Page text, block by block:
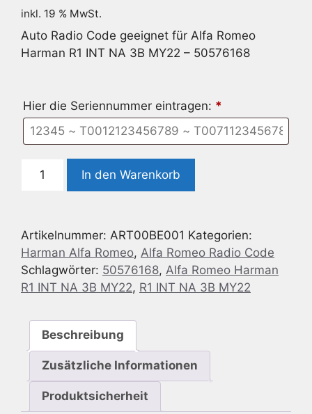
inkl. 19 % MwSt.
Auto Radio Code geeignet für Alfa Romeo
Harman R1 INT NA 3B MY22 – 50576168
Hier die Seriennummer eintragen: *
Romeo
INT
NA
3B
MY22
50576168
Menge
In den Warenkorb
Artikelnummer: ART00BE001 Kategorien:
Harman Alfa Romeo, Alfa Romeo Radio Code
Schlagwörter: 50576168, Alfa Romeo Harman
R1 INT NA 3B MY22, R1 INT NA 3B MY22
Beschreibung
Zusätzliche Informationen
Produktsicherheit